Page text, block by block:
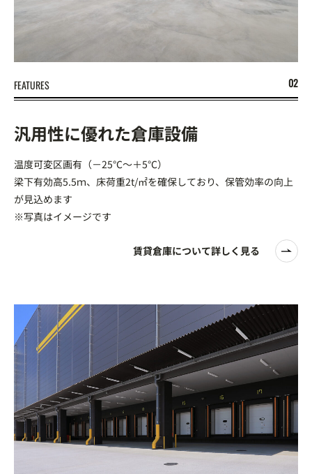
FEATURES
汎用性に優れた倉庫設備
温度可変区画有（－25℃～＋5℃）
梁下有効高5.5ｍ、床荷重2t/㎡を確保しており、保管効率の向上
が見込めます
※写真はイメージです
賃貸倉庫について詳しく見る